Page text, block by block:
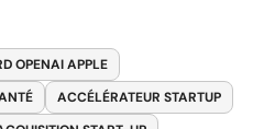
OPENAI APPLE
ACCÉLÉRATEUR STARTUP